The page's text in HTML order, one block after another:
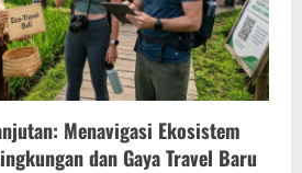
Menavigasi Ekosistem
dan Gaya Travel Baru